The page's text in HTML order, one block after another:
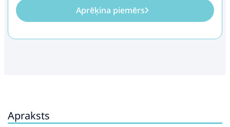
Aprēķina piemērs
Apraksts